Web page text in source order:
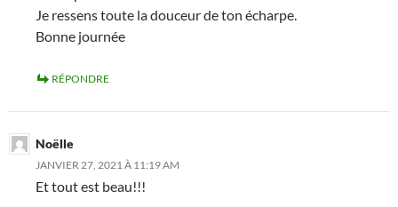
Je ressens toute la douceur de ton écharpe.
Bonne journée
RÉPONDRE
Noëlle
JANVIER 27, 2021 À 11:19 AM
Et tout est beau!!!